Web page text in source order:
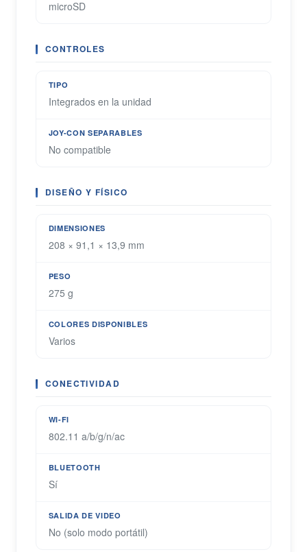
microSD
CONTROLES
TIPO
Integrados en la unidad
JOY-CON SEPARABLES
No compatible
DISEÑO Y FÍSICO
DIMENSIONES
208 × 91,1 × 13,9 mm
PESO
275 g
COLORES DISPONIBLES
Varios
CONECTIVIDAD
WI-FI
802.11 a/b/g/n/ac
BLUETOOTH
Sí
SALIDA DE VIDEO
No (solo modo portátil)